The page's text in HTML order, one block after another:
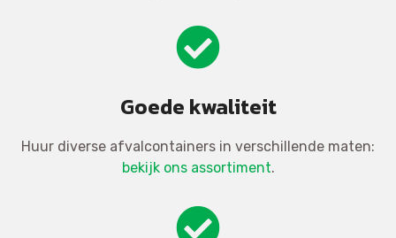
Goede kwaliteit
Huur diverse afvalcontainers in verschillende maten:
bekijk ons assortiment.